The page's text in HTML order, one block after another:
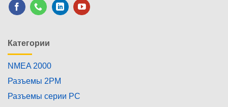
Категории
NMEA 2000
Разъемы 2PM
Разъемы серии PC